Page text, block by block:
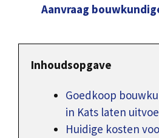
Aanvraag
Inhoudsopgave
Goedkoop
in Kats laten
Huidige kosten